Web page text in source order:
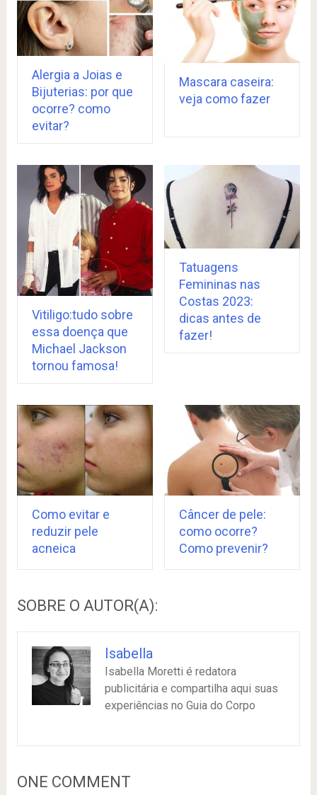
Alergia a Joias e
Bijuterias: por que
ocorre? como
evitar?
Mascara caseira:
veja como fazer
Vitiligo:tudo sobre
essa doença que
Michael Jackson
tornou famosa!
Tatuagens
Femininas nas
Costas 2023:
dicas antes de
fazer!
Como evitar e
reduzir pele
acneica
Câncer de pele:
como ocorre?
Como prevenir?
SOBRE O AUTOR(A):
Isabella
Isabella Moretti é redatora
publicitária e compartilha aqui suas
experiências no Guia do Corpo
ONE COMMENT